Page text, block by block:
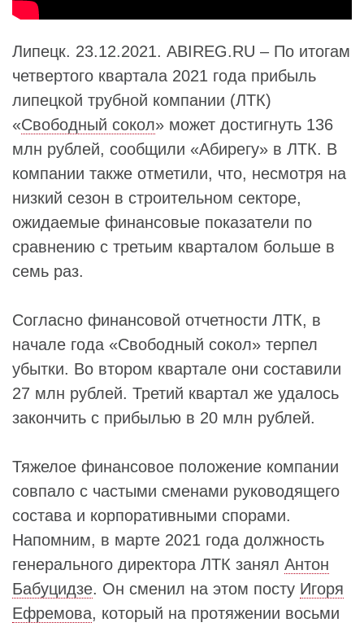
Липецк. 23.12.2021. ABIREG.RU – По итогам
четвертого квартала 2021 года прибыль
липецкой трубной компании (ЛТК)
«Свободный сокол» может достигнуть 136
млн рублей, сообщили «Абирегу» в ЛТК. В
компании также отметили, что, несмотря на
низкий сезон в строительном секторе,
ожидаемые финансовые показатели по
сравнению с третьим кварталом больше в
семь раз.
Согласно финансовой отчетности ЛТК, в
начале года «Свободный сокол» терпел
убытки. Во втором квартале они составили
27 млн рублей. Третий квартал же удалось
закончить с прибылью в 20 млн рублей.
Тяжелое финансовое положение компании
совпало с частыми сменами руководящего
состава и корпоративными спорами.
Напомним, в марте 2021 года должность
генерального директора ЛТК занял Антон
Бабуцидзе. Он сменил на этом посту Игоря
Ефремова, который на протяжении восьми